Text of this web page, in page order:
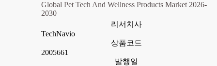
Global Pet Tech And Wellness Products Market 2026-
2030
리서치사
TechNavio
상품코드
2005661
발행일